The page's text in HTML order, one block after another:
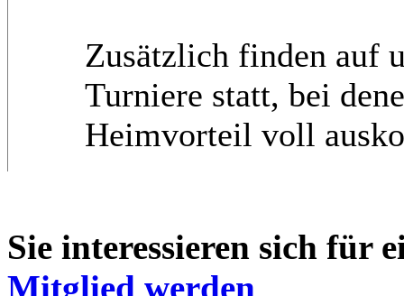
Zusätzlich finden auf
Turniere statt, bei
Heimvorteil voll
Sie interessieren sich für
Mitglied werden